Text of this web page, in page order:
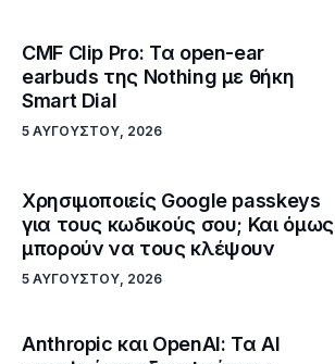
CMF Clip Pro: Τα open-ear
earbuds της Nothing με θήκη
Smart Dial
5 ΑΥΓΟΎΣΤΟΥ, 2026
Χρησιμοποιείς Google passkeys
για τους κωδικούς σου; Και όμως
μπορούν να τους κλέψουν
5 ΑΥΓΟΎΣΤΟΥ, 2026
Anthropic και OpenAI: Τα AI